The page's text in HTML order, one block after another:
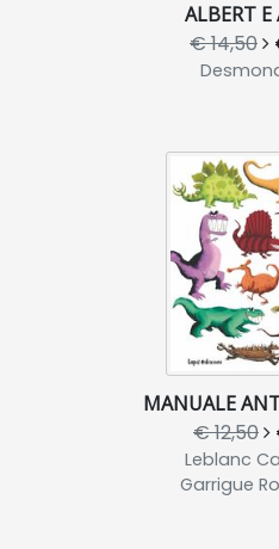
ALBERT E
€ 14,50
MANUALE
€ 12,50
Leblanc
Garrigue